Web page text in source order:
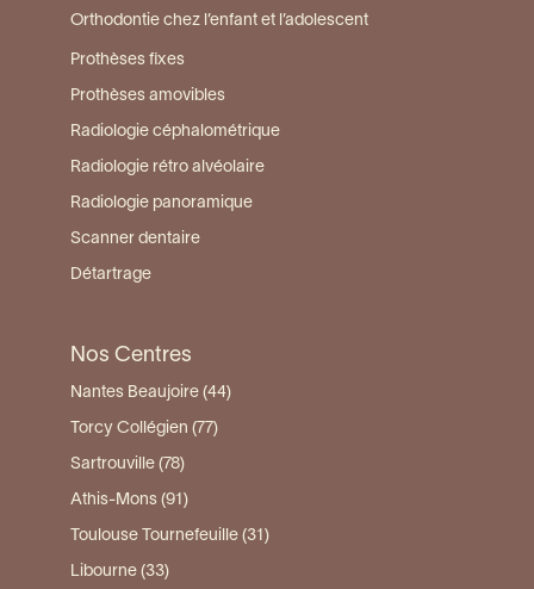
Orthodontie chez l’enfant et l’adolescent
Prothèses fixes
Prothèses amovibles
Radiologie céphalométrique
Radiologie rétro alvéolaire
Radiologie panoramique
Scanner dentaire
Détartrage
Nos Centres
Nantes Beaujoire (44)
Torcy Collégien (77)
Sartrouville (78)
Athis-Mons (91)
Toulouse Tournefeuille (31)
Libourne (33)